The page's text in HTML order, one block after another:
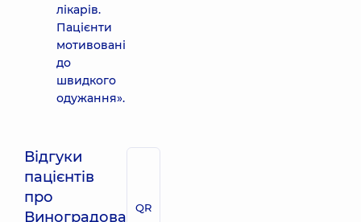
лікарів.
Пацієнти
мотивовані
до
швидкого
одужання».
Відгуки
пацієнтів
про
Виноградова
QR